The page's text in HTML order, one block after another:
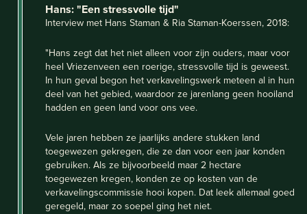
Hans: "Een stressvolle tijd"
Interview met Hans Staman & Ria Staman-Koerssen, 2018:
"Hans zegt dat het niet alleen voor zijn ouders, maar voor
heel Vriezenveen een roerige, stressvolle tijd is geweest.
In hun geval begon het verkavelingswerk meteen al in hun
deel van het gebied, waardoor ze jarenlang geen hooiland
hadden en geen land voor ons vee.
Vele jaren hebben ze jaarlijks andere stukken land
toegewezen gekregen, die ze dan voor een jaar konden
gebruiken. Als ze bijvoorbeeld maar 2 hectare
toegewezen kregen, konden ze op kosten van de
verkavelingscommissie hooi kopen. Dat leek allemaal goed
geregeld, maar zo soepel ging het niet.